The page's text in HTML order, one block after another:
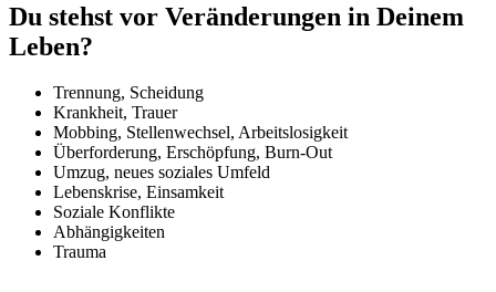
Du stehst vor Veränderungen in Deinem
Leben?
Trennung, Scheidung
Krankheit, Trauer
Mobbing, Stellenwechsel, Arbeitslosigkeit
Überforderung, Erschöpfung, Burn-Out
Umzug, neues soziales Umfeld
Lebenskrise, Einsamkeit
Soziale Konflikte
Abhängigkeiten
Trauma